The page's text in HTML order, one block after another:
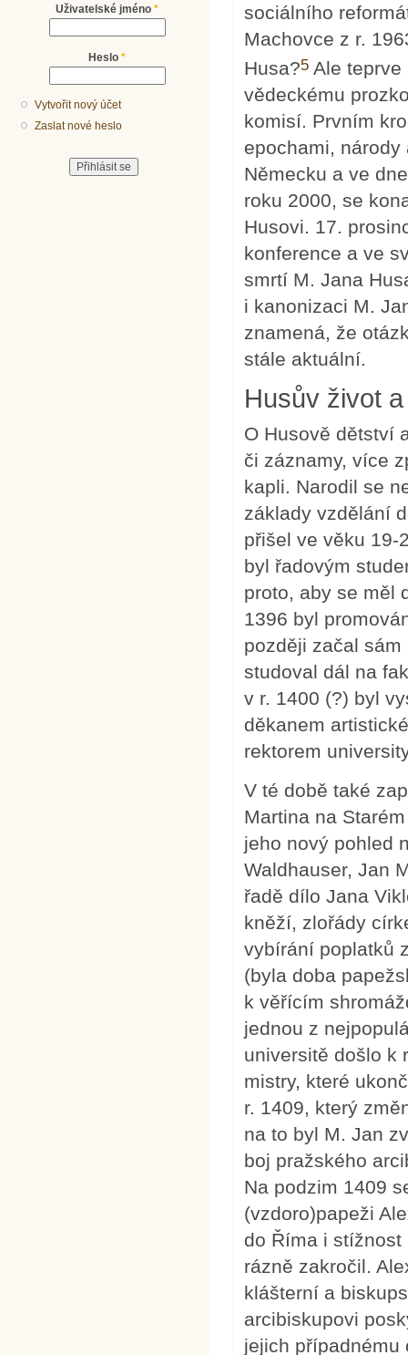
Uživatelské jméno *
Heslo *
Vytvořit nový účet
Zaslat nové heslo
sociálního
Machovce z r.
Husa?5 Ale teprve
vědeckému
komisí. Prvním
epochami,
Německu a ve
roku 2000, se
Husovi. 17.
konference a ve
smrtí M. Jana
i kanonizaci M.
znamená, že
stále aktuální.
Husův život
O Husově dětství
či záznamy, více
kapli. Narodil se
základy vzdělání
přišel ve věku 19-
byl řadovým
proto, aby se měl
1396 byl
později začal
studoval dál na
v r. 1400 (?) byl
děkanem
rektorem
V té době také
Martina na
jeho nový pohled
Waldhauser, Jan
řadě dílo Jana
kněží, zlořády
vybírání poplatků
(byla doba
k věřícím
jednou z
universitě došlo k
mistry, které
r. 1409, který
na to byl M. Jan
boj pražského
Na podzim 1409
(vzdoro)papeži
do Říma i
rázně zakročil.
klášterní a
arcibiskupovi
jejich případnému